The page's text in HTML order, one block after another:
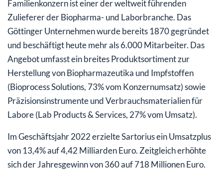
Familienkonzern ist einer der weltweit führenden
Zulieferer der Biopharma- und Laborbranche. Das
Göttinger Unternehmen wurde bereits 1870 gegründet
und beschäftigt heute mehr als 6.000 Mitarbeiter. Das
Angebot umfasst ein breites Produktsortiment zur
Herstellung von Biopharmazeutika und Impfstoffen
(Bioprocess Solutions, 73% vom Konzernumsatz) sowie
Präzisionsinstrumente und Verbrauchsmaterialien für
Labore (Lab Products & Services, 27% vom Umsatz).
Im Geschäftsjahr 2022 erzielte Sartorius ein Umsatzplus
von 13,4% auf 4,42 Milliarden Euro. Zeitgleich erhöhte
sich der Jahresgewinn von 360 auf 718 Millionen Euro.